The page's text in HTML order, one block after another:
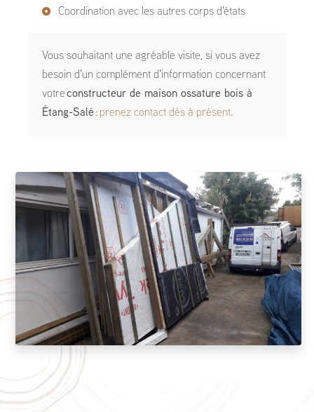
Coordination avec les autres corps d'états
Vous souhaitant une agréable visite, si vous avez
besoin d'un complément d'information concernant
votre constructeur de maison ossature bois à
Étang-Salé : prenez contact dès à présent.